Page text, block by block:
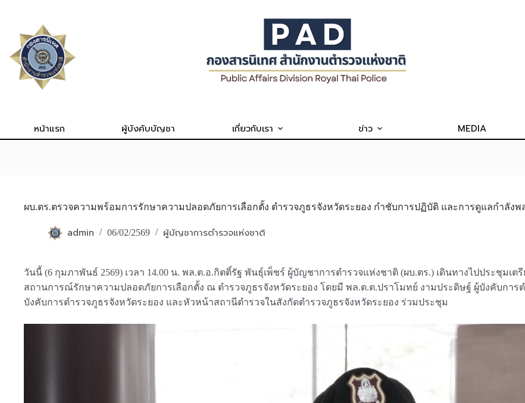
content
หน้าแรก ผู้บังคับบัญชา เกี่ยวกับเรา ข่าว MEDIA
ผบ.ตร.ตรวจความพร้อมการรักษาความปลอดภัยการเลือกตั้ง ตำรวจภูธรจังหวัดระยอง กำชับการปฏิบัติ และการดูแลกำลังพ
admin 06/02/2569 ผู้บัญชาการตำรวจแห่งชาติ
วันนี้ (6 กุมภาพันธ์ 2569) เวลา 14.00 น. พล.ต.อ.กิตติ์รัฐ พันธุ์เพ็ชร์ ผู้บัญชาการตำรวจแห่งชาติ (ผบ.ตร.) เดินทางไปประชุมเ
สถานการณ์รักษาความปลอดภัยการเลือกตั้ง ณ ตำรวจภูธรจังหวัดระยอง โดยมี พล.ต.ต.ปราโมทย์ งามประดิษฐ์ ผู้บังคับการต
บังคับการตำรวจภูธรจังหวัดระยอง และหัวหน้าสถานีตำรวจในสังกัดตำรวจภูธรจังหวัดระยอง ร่วมประชุม